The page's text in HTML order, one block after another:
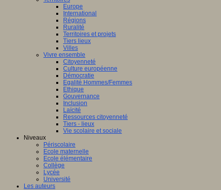
Europe
International
Régions
Ruralité
Territoires et projets
Tiers lieux
Villes
Vivre ensemble
Citoyenneté
Culture européenne
Démocratie
Egalité Hommes/Femmes
Ethique
Gouvernance
Inclusion
Laïcité
Ressources citoyenneté
Tiers - lieux
Vie scolaire et sociale
Niveaux
Périscolaire
Ecole maternelle
Ecole élémentaire
Collège
Lycée
Université
Les auteurs